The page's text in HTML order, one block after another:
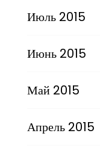
Июль 2015
Июнь 2015
Май 2015
Апрель 2015